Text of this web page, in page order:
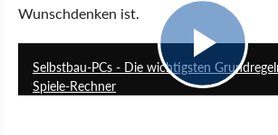
Wunschdenken ist.
Selbstbau-PCs - Die wichtigsten
Spiele-Rechner